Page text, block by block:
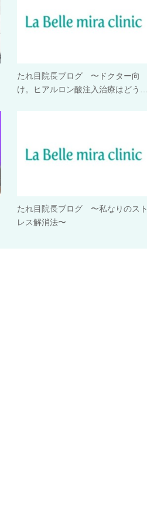
たれ目院長ブログ 〜ドクター向
け。ヒアルロン酸注入治療はどう…
たれ目院長ブログ 〜私なりのスト
レス解消法〜